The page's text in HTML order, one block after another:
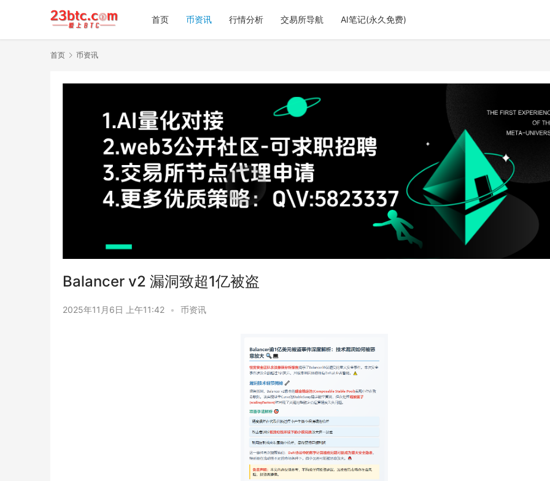
首页 币资讯 行情分析 交易所导航 AI笔记(永久免费)
首页 币资讯
Balancer v2 漏洞致超1亿被盗
2025年11月6日 上午11:42 • 币资讯